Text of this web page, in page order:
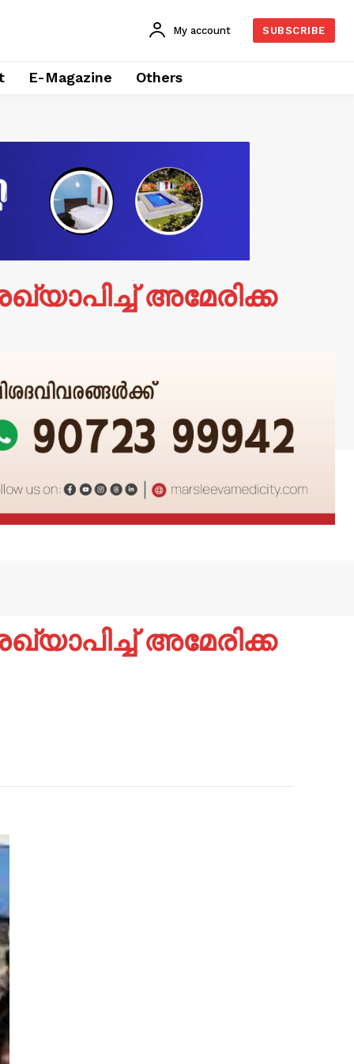
My account SUBSCRIBE
E-Magazine Others
അമേരിക്ക
അമേരിക്ക